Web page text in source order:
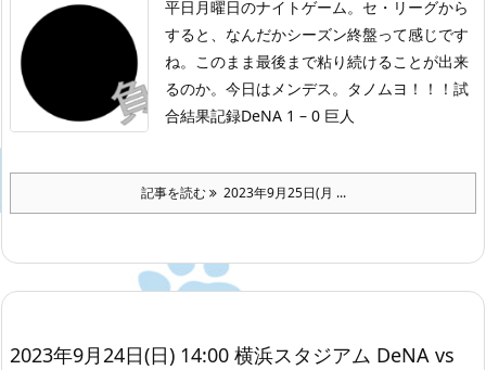
平日月曜日のナイトゲーム。セ・リーグから
すると、なんだかシーズン終盤って感じです
ね。このまま最後まで粘り続けることが出来
るのか。今日はメンデス。タノムヨ！！！ 試
合結果記録DeNA 1 – 0 巨人
記事を読む 2023年9月25日(月 ...
2023年9月24日(日) 14:00 横浜スタジアム DeNA vs